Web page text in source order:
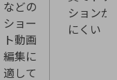
などの
ショー
ト動画
編集に
適して
ションが
にくい